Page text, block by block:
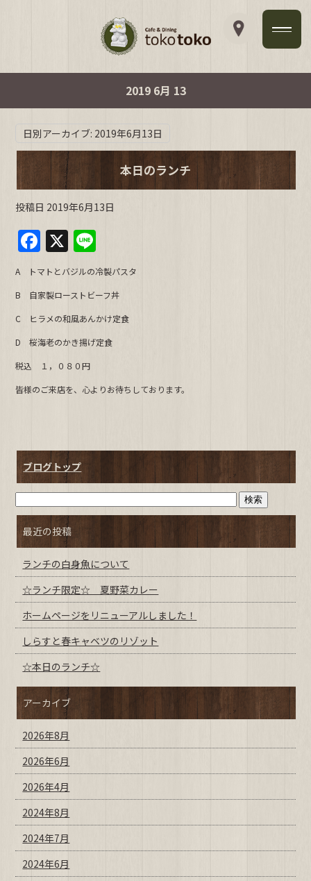
2019 6月 13
日別アーカイブ: 2019年6月13日
本日のランチ
投稿日 2019年6月13日
F
a
c
e
b
o
o
k
X
n
e
A トマトとバジルの冷製パスタ
B 自家製ローストビーフ丼
C ヒラメの和風あんかけ定食
D 桜海老のかき揚げ定食
税込 １，０８０円
皆様のご来店を、心よりお待ちしております。
ブログトップ
最近の投稿
ランチの白身魚について
☆ランチ限定☆ 夏野菜カレー
ホームページをリニューアルしました！
しらすと春キャベツのリゾット
☆本日のランチ☆
アーカイブ
2026年8月
2026年6月
2026年4月
2024年8月
2024年7月
2024年6月